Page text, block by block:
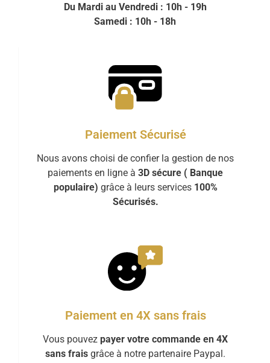
Du Mardi au Vendredi : 10h - 19h
Samedi : 10h - 18h
Paiement Sécurisé
Nous avons choisi de confier la gestion de nos
paiements en ligne à 3D sécure ( Banque
populaire) grâce à leurs services 100%
Sécurisés.
Paiement en 4X sans frais
Vous pouvez payer votre commande en 4X
sans frais grâce à notre partenaire Paypal.